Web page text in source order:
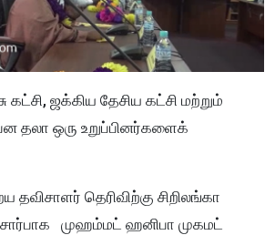
ஜக்கிய தேசிய கட்சி மற்றும்
தலா ஒரு உறுப்பினர்களைக்
தெரிவிற்கு சிறிலங்கா
சார்பாக முஹம்மட் ஹனிபா முகமட்